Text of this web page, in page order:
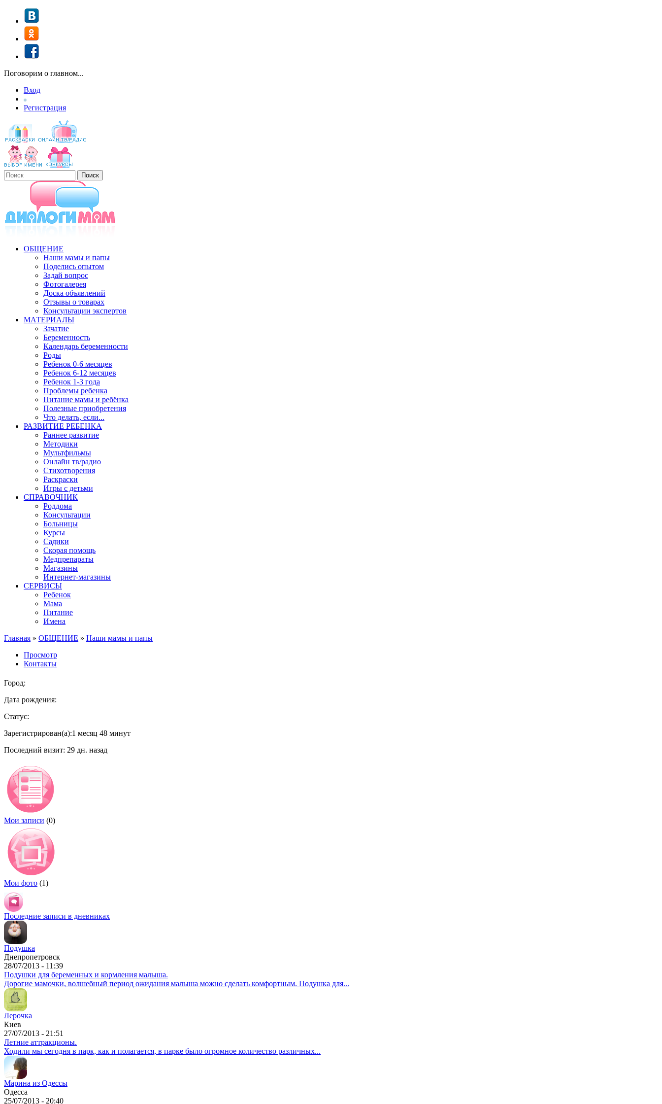
Перейти к основному содержанию
Поговорим о главном...
Вход
Регистрация
Форма поиска
Поиск
ОБЩЕНИЕ
Наши мамы и папы
Поделись опытом
Задай вопрос
Фотогалерея
Доска объявлений
Отзывы о товарах
Консультации экспертов
МАТЕРИАЛЫ
Зачатие
Беременность
Календарь беременности
Роды
Ребенок 0-6 месяцев
Ребенок 6-12 месяцев
Ребенок 1-3 года
Проблемы ребенка
Питание мамы и ребёнка
Полезные приобретения
Что делать, если...
РАЗВИТИЕ РЕБЕНКА
Раннее развитие
Методики
Мультфильмы
Онлайн тв/радио
Стихотворения
Раскраски
Игры c детьми
СПРАВОЧНИК
Роддома
Консультации
Больницы
Курсы
Садики
Скорая помощь
Медпрепараты
Магазины
Интернет-магазины
СЕРВИСЫ
Ребенок
Мама
Питание
Имена
Вы здесь
Главная » ОБЩЕНИЕ » Наши мамы и папы
Главные вкладки
Просмотр
Контакты
Город:
Дата рождения:
Статус:
Зарегистрирован(а):1 месяц 48 минут
Последний визит: 29 дн. назад
Мои записи (0)
Мои фото (1)
Последние записи в дневниках
Подушка
Днепропетровск
28/07/2013 - 11:39
Подушки для беременных и кормления малыша.
Дорогие мамочки, волшебный период ожидания малыша можно сделать комфортным. Подушка для...
Лерочка
Киев
27/07/2013 - 21:51
Летние аттракционы.
Ходили мы сегодня в парк, как и полагается, в парке было огромное количество различных...
Марина из Одессы
Одесса
25/07/2013 - 20:40